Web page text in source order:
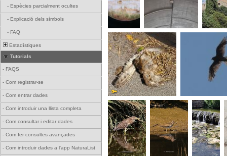
- Espècies parcialment ocultes
- Explicació dels símbols
- FAQ
Estadístiques
Tutorials
- FAQS
- Com registrar-se
- Com entrar dades
- Com introduir una llista completa
- Com consultar i editar dades
- Com fer consultes avançades
- Com introduir dades a l'app NaturaList